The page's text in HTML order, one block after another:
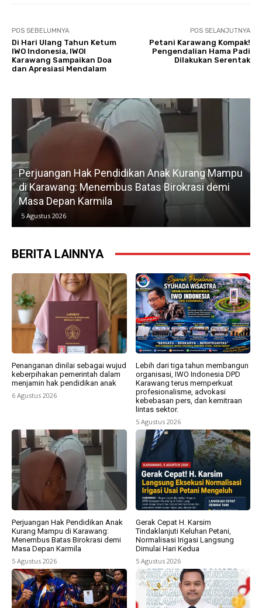
POS SEBELUMNYA
Di Hari Ulang Tahun Ketum
IWO Indonesia, IWOI
Karawang Sampaikan Doa
dan Apresiasi Mendalam
POS SELANJUTNYA
Petani Karawang Kompak!
Pengendalian Hama Padi
Dilakukan Serentak
Gerak Cepat H. Karsim Tindaklanjuti Keluhan
Petani, Normalisasi Irigasi Langsung Dimulai Hari
Kedua
5 Agustus 2026
BERITA LAINNYA
Penanganan dinilai sebagai wujud
keberpihakan pemerintah dalam
menjamin hak pendidikan anak
6 Agustus 2026
Lebih dari tiga tahun membangun
organisasi, IWO Indonesia DPD
Karawang terus memperkuat
profesionalisme, advokasi
kebebasan pers, dan kemitraan
lintas sektor.
5 Agustus 2026
Perjuangan Hak Pendidikan Anak
Kurang Mampu di Karawang:
Menembus Batas Birokrasi demi
Masa Depan Karmila
5 Agustus 2026
Gerak Cepat H. Karsim
Tindaklanjuti Keluhan Petani,
Normalisasi Irigasi Langsung
Dimulai Hari Kedua
5 Agustus 2026